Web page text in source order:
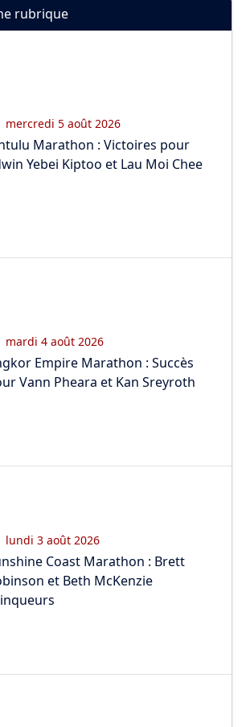
rubrique
mercredi 5 août 2026
Marathon : Victoires pour
Yebei Kiptoo et Lau Moi Chee
mardi 4 août 2026
Empire Marathon : Succès
Vann Pheara et Kan Sreyroth
lundi 3 août 2026
Coast Marathon : Brett
et Beth McKenzie